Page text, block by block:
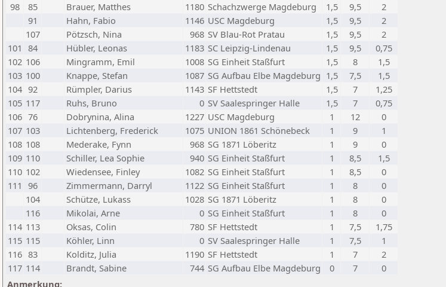
98
85 Brauer, Matthes 1180 Schachzwerge Magdeburg 1,5 9,5
2
91
Hahn, Fabio 1146 USC Magdeburg 1,5 9,5
2
107
Pötzsch, Nina 968 SV Blau-Rot Pratau 1,5 9,5
2
101 84 Hübler, Leonas 1183 SC Leipzig-Lindenau 1,5 9,5
0,75
102 106 Mingramm, Emil 1008 SG Einheit Staßfurt 1,5 8
1,5
103 100 Knappe, Stefan 1087 SG Aufbau Elbe Magdeburg 1,5 7,5
1,5
104 92 Rümpler, Darius 1143 SF Hettstedt 1,5 7
1,25
105 117 Ruhs, Bruno 0 SV Saalespringer Halle 1,5 7
0,75
106 76 Dobrynina, Alina 1227 USC Magdeburg 1 12
0
107 103 Lichtenberg, Frederick 1075 UNION 1861 Schönebeck 1 9
1
108 108 Mederake, Fynn 968 SG 1871 Löberitz 1 9
0
109 110 Schiller, Lea Sophie 940 SG Einheit Staßfurt 1 8,5
1,5
110 102 Wiedensee, Finley 1082 SG Einheit Staßfurt 1 8,5
0
111 96 Zimmermann, Darryl 1122 SG Einheit Staßfurt 1 8
0
104
Schütze, Lukass 1028 SG 1871 Löberitz 1 8
0
116
Mikolai, Arne 0 SG Einheit Staßfurt 1 8
0
114 113 Oksas, Colin 780 SF Hettstedt 1 7,5
1,75
115 115 Köhler, Linn 0 SV Saalespringer Halle 1 7,5
1
116 83 Kolditz, Julia 1190 SF Hettstedt 1 7
2
117 114 Brandt, Sabine 744 SG Aufbau Elbe Magdeburg 0 7
0
Anmerkung: